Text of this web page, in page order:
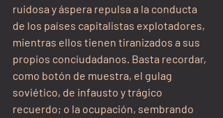
ruidosa y áspera repulsa a la conducta
de los países capitalistas explotadores,
mientras ellos tienen tiranizados a sus
propios conciudadanos. Basta recordar,
como botón de muestra, el gulag
soviético, de infausto y trágico
recuerdo; o la ocupación, sembrando